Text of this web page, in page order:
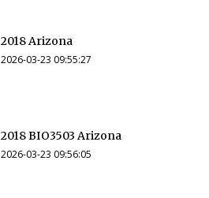
2018 Arizona
2026-03-23 09:55:27
2018 BIO3503 Arizona
2026-03-23 09:56:05